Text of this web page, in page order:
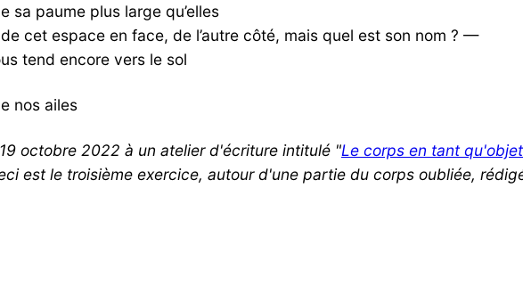
sa paume plus large qu’elles
cet espace en face, de l’autre côté, mais quel est son nom ? —
tend encore vers le sol
nos ailes
octobre 2022 à un atelier d'écriture intitulé "Le corps en tant
est le troisième exercice, autour d'une partie du corps oubliée,